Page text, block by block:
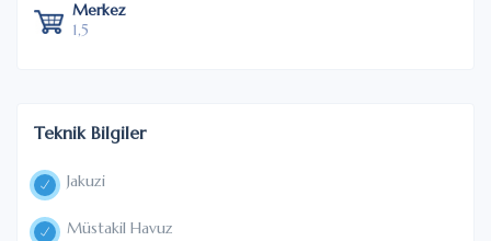
Merkez
1,5
Teknik Bilgiler
Jakuzi
Müstakil Havuz